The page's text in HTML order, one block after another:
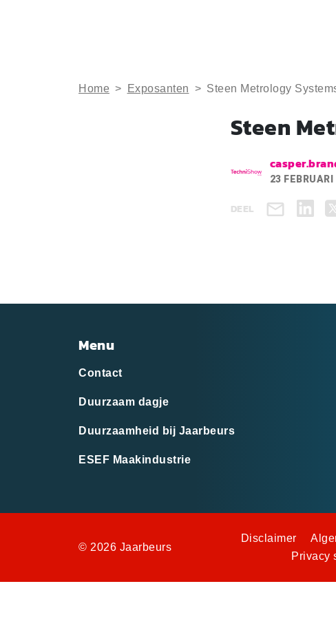
Home > Exposanten > Steen Metrology
Steen
23
DEEL
Menu
Contact
Duurzaam dagje
Duurzaamheid bij Jaarbeurs
ESEF Maakindustrie
© 2026 Jaarbeurs
Disclaimer
Privacy